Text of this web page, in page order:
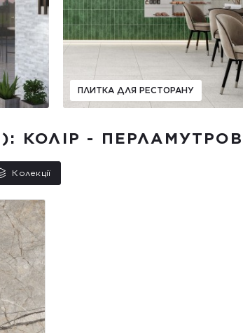
ПЛИТКА ДЛЯ РЕСТОРАНУ
КОЛІР -
Колекції